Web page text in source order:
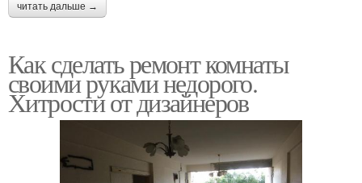
читать дальше →
Как сделать ремонт комнаты
своими руками недорого.
Хитрости от дизайнеров